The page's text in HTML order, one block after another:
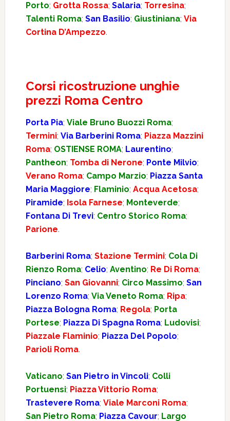
Porto; Grotta Rossa; Salaria; Torresina;
Talenti Roma; San Basilio; Giustiniana; Via
Cortina D’Ampezzo.
Corsi ricostruzione unghie
prezzi Roma Centro
Porta Pia; Viale Bruno Buozzi Roma;
Termini; Via Barberini Roma; Piazza Mazzini
Roma; OSTIENSE ROMA; Laurentino;
Pantheon; Tomba di Nerone; Ponte Milvio;
Verano Roma; Campo Marzio; Piazza Santa
Maria Maggiore; Flaminio; Acqua Acetosa;
Piramide; Isola Farnese; Monteverde;
Fontana Di Trevi; Centro Storico Roma;
Parione.
Barberini Roma; Stazione Termini; Cola Di
Rienzo Roma; Celio; Aventino; Re Di Roma;
Pinciano; San Giovanni; Circo Massimo; San
Lorenzo Roma; Via Veneto Roma; Ripa;
Piazza Bologna Roma; Regola; Porta
Portese; Piazza Di Spagna Roma; Ludovisi;
Piazzale Flaminio; Piazza Del Popolo;
Parioli Roma.
Vaticano; San Pietro in Vincoli; Colli
Portuensi; Piazza Vittorio Roma;
Trastevere Roma; Viale Marconi Roma;
San Pietro Roma; Piazza Cavour; Largo